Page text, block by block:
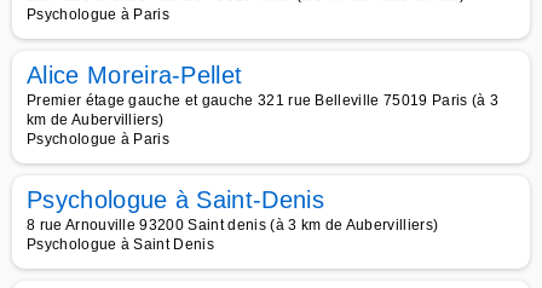
Psychologue à Paris
Alice Moreira-Pellet
Premier étage gauche et gauche 321 rue Belleville 75019 Paris (à 3
km de Aubervilliers)
Psychologue à Paris
Psychologue à Saint-Denis
8 rue Arnouville 93200 Saint denis (à 3 km de Aubervilliers)
Psychologue à Saint Denis